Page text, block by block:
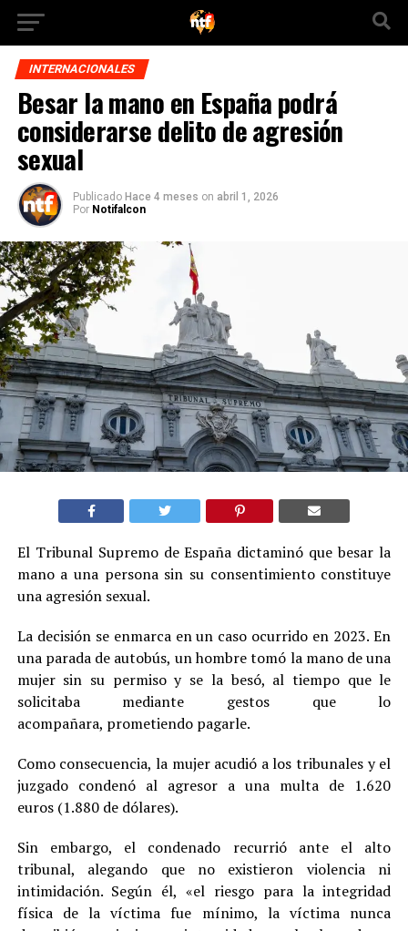
INTERNACIONALES
Besar la mano en España podrá
considerarse delito de agresión
sexual
Publicado Hace 4 meses on abril 1, 2026
Por Notifalcon
El Tribunal Supremo de España dictaminó que besar la
mano a una persona sin su consentimiento constituye
una agresión sexual.
La decisión se enmarca en un caso ocurrido en 2023. En
una parada de autobús, un hombre tomó la mano de una
mujer sin su permiso y se la besó, al tiempo que le
solicitaba mediante gestos que lo
acompañara, prometiendo pagarle.
Como consecuencia, la mujer acudió a los tribunales y el
juzgado condenó al agresor a una multa de 1.620
euros (1.880 de dólares).
Sin embargo, el condenado recurrió ante el alto
tribunal, alegando que no existieron violencia ni
intimidación. Según él, «el riesgo para la integridad
física de la víctima fue mínimo, la víctima nunca